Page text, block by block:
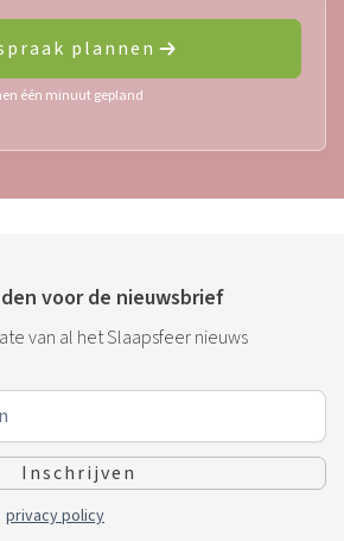
plannen
één minuut gepland
voor de nieuwsbrief
van al het Slaapsfeer nieuws
privacy policy